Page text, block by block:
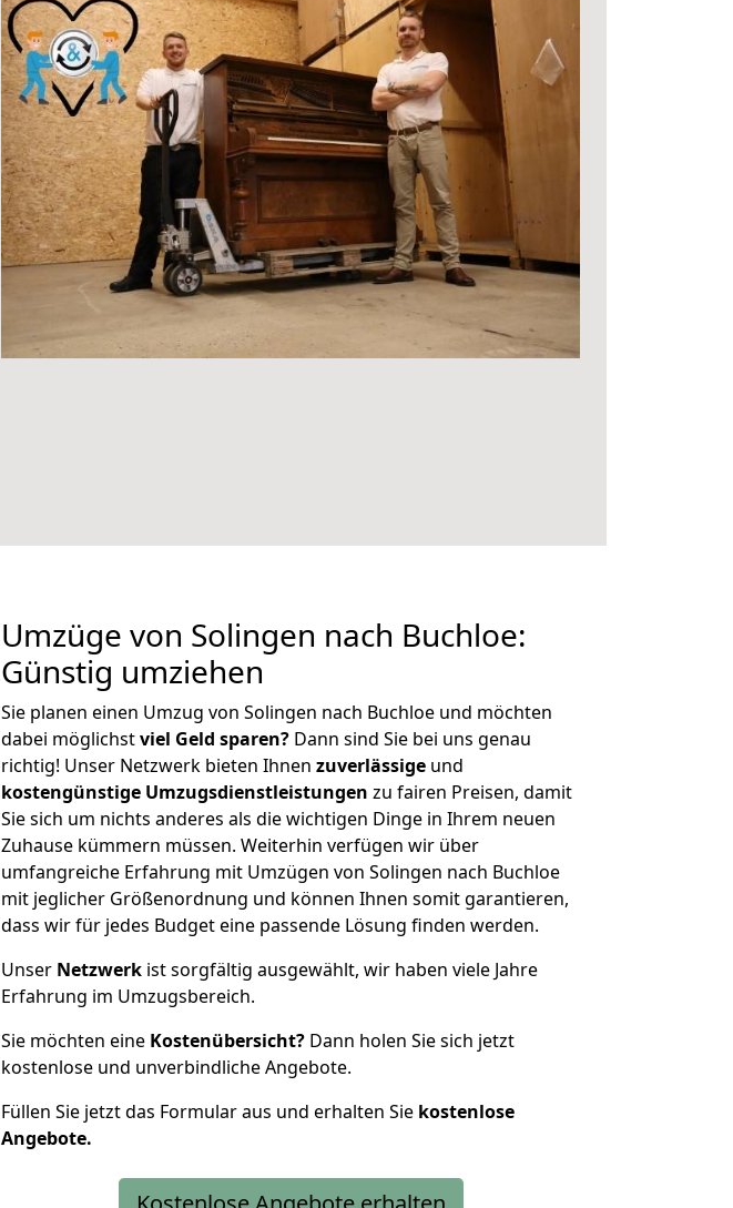
Umzüge von Solingen nach Buchloe:
Günstig umziehen
Sie planen einen Umzug von Solingen nach Buchloe und möchten
dabei möglichstviel Geld sparen? Dann sind Sie bei uns genau
richtig! Unser Netzwerk bieten Ihnen zuverlässige und
kostengünstige Umzugsdienstleistungen zu fairen Preisen, damit
Sie sich um nichts anderes als die wichtigen Dinge in Ihrem neuen
Zuhause kümmern müssen. Weiterhin verfügen wir über
umfangreiche Erfahrung mit Umzügen von Solingen nach Buchloe
mit jeglicher Größenordnung und können Ihnen somit garantieren,
dass wir für jedes Budget eine passende Lösung finden werden.
Unser Netzwerk ist sorgfältig ausgewählt, wir haben viele Jahre
Erfahrung im Umzugsbereich.
Sie möchten eine Kostenübersicht? Dann holen Sie sich jetzt
kostenlose und unverbindliche Angebote.
Füllen Sie jetzt das Formular aus und erhalten Sie kostenlose
Angebote.